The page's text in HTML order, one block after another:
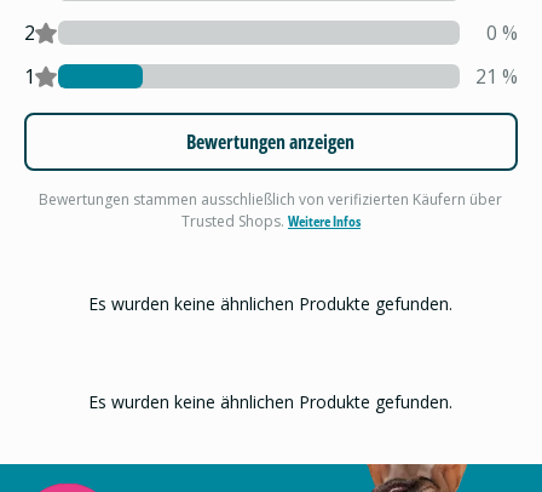
2
0 %
1
21 %
Bewertungen anzeigen
Bewertungen stammen ausschließlich von verifizierten Käufern über
Trusted Shops. Weitere Infos
Es wurden keine ähnlichen Produkte gefunden.
Es wurden keine ähnlichen Produkte gefunden.